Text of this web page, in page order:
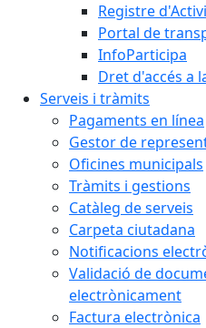
Registre
Portal de
InfoParticipa
Dret d'accés a
Serveis i tràmits
Pagaments en línea
Gestor de
Oficines municipals
Tràmits i gestions
Catàleg de serveis
Carpeta ciutadana
Notificacions
Validació de
electrònicament
Factura electrònica